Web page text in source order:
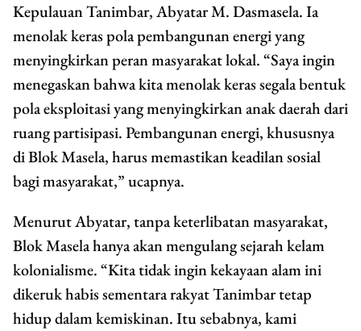
Kepulauan Tanimbar, Abyatar M. Dasmasela. Ia
menolak keras pola pembangunan energi yang
menyingkirkan peran masyarakat lokal. “Saya ingin
menegaskan bahwa kita menolak keras segala bentuk
pola eksploitasi yang menyingkirkan anak daerah dari
ruang partisipasi. Pembangunan energi, khususnya
di Blok Masela, harus memastikan keadilan sosial
bagi masyarakat,” ucapnya.
Menurut Abyatar, tanpa keterlibatan masyarakat,
Blok Masela hanya akan mengulang sejarah kelam
kolonialisme. “Kita tidak ingin kekayaan alam ini
dikeruk habis sementara rakyat Tanimbar tetap
hidup dalam kemiskinan. Itu sebabnya, kami